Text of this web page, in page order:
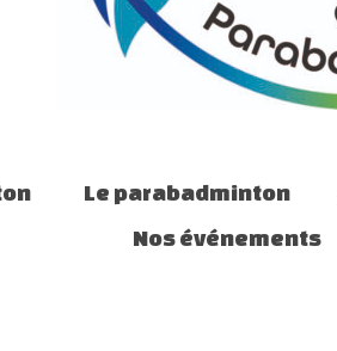
Le parabadminton
Nos événements